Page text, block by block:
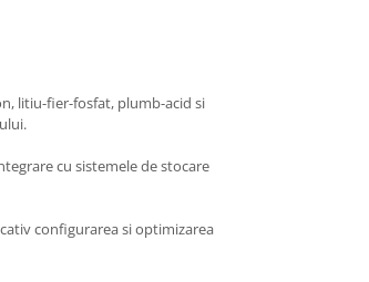
litiu-fier-fosfat, plumb-acid si
cu sistemele de stocare
configurarea si optimizarea